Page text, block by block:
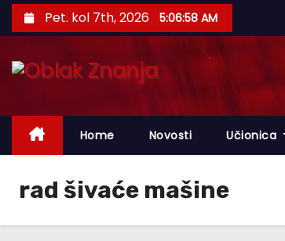
k
o
e
Pet. kol 7th, 2026 5:06:59 AM
Home Novosti Učionica
rad šivaće mašine